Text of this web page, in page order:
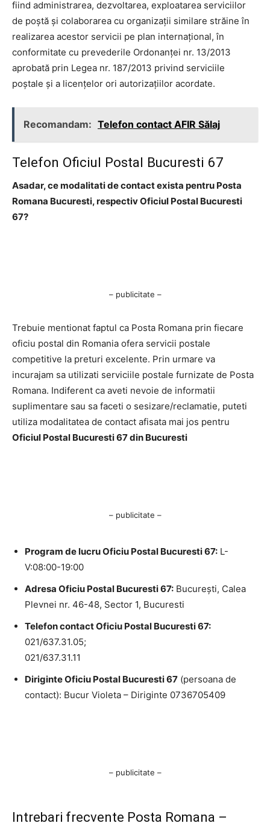
fiind administrarea, dezvoltarea, exploatarea serviciilor
de poştă şi colaborarea cu organizaţii similare străine în
realizarea acestor servicii pe plan internaţional, în
conformitate cu prevederile Ordonanţei nr. 13/2013
aprobată prin Legea nr. 187/2013 privind serviciile
poştale şi a licenţelor ori autorizaţiilor acordate.
Recomandam: Telefon contact AFIR Sălaj
Telefon Oficiul Postal Bucuresti 67
Asadar, ce modalitati de contact exista pentru Posta
Romana Bucuresti, respectiv Oficiul Postal Bucuresti
67?
– publicitate –
Trebuie mentionat faptul ca Posta Romana prin fiecare
oficiu postal din Romania ofera servicii postale
competitive la preturi excelente. Prin urmare va
incurajam sa utilizati serviciile postale furnizate de Posta
Romana. Indiferent ca aveti nevoie de informatii
suplimentare sau sa faceti o sesizare/reclamatie, puteti
utiliza modalitatea de contact afisata mai jos pentru
Oficiul Postal Bucuresti 67 din Bucuresti
– publicitate –
Program de lucru Oficiu Postal Bucuresti 67: L-
V:08:00-19:00
Adresa Oficiu Postal Bucuresti 67: Bucureşti, Calea
Plevnei nr. 46-48, Sector 1, Bucuresti
Telefon contact Oficiu Postal Bucuresti 67:
021/637.31.05;
021/637.31.11
Diriginte Oficiu Postal Bucuresti 67 (persoana de
contact): Bucur Violeta – Diriginte 0736705409
– publicitate –
Intrebari frecvente Posta Romana –